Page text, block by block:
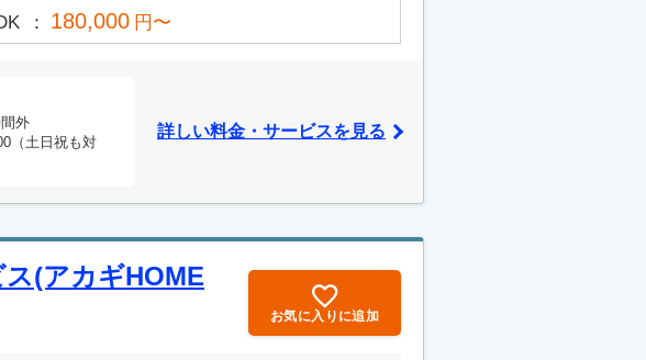
180,000 円〜
外
（土日祝も対
詳しい料金・サービスを見る
(アカギHOME
お気に入りに追加